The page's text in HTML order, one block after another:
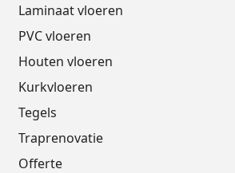
Laminaat vloeren
PVC vloeren
Houten vloeren
Kurkvloeren
Tegels
Traprenovatie
Offerte